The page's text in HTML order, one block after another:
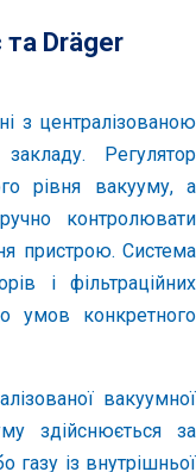
та Dräger
з централізованою
Регулятор
рівня вакууму, а
контролювати
пристрою. Система
і фільтраційних
умов конкретного
вакуумної
здійснюється за
газу із внутрішньої